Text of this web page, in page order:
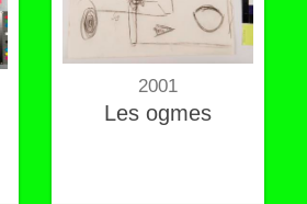
2001
Les ogmes